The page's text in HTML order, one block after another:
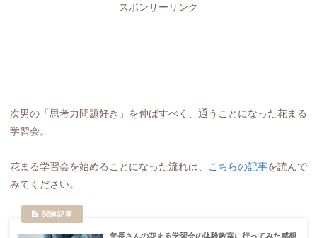
スポンサーリンク
次男の「思考力問題好き」を伸ばすべく、通うことになった花まる
学習会。
花まる学習会を始めることになった流れは、 こちらの記事を読んで
みてください。
年長さんの花まる学習会の体験教室に行ってみた感想